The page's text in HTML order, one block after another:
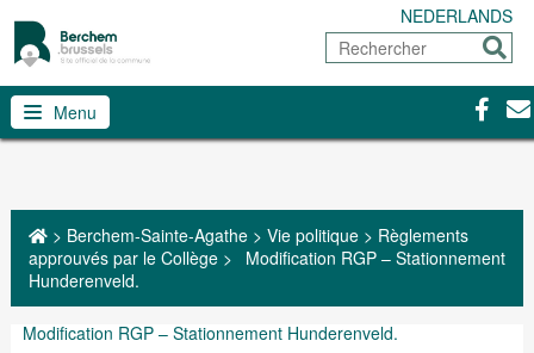
NEDERLANDS
Rechercher
Menu
> Berchem-Sainte-Agathe> Vie politique> Règlements
approuvés par le Collège>
Modification RGP – Stationnement
Hunderenveld.
Modification RGP – Stationnement Hunderenveld.